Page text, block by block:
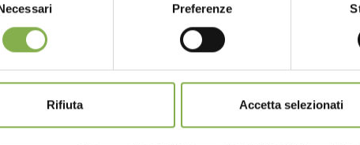
Preferenze
Rifiuta Accetta selezionati
RELATED